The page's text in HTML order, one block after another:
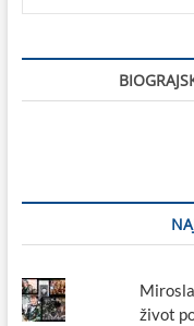
pokretača
manifestacija
život